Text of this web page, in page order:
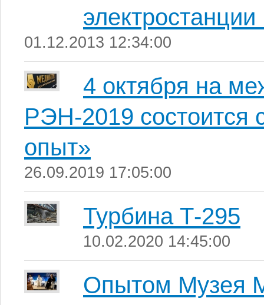
01.12.2013 12:34:00
4 октября на
РЭН-2019
опыт»
26.09.2019 17:05:00
Турбина Т-295
10.02.2020 14:45:00
Опытом Музея